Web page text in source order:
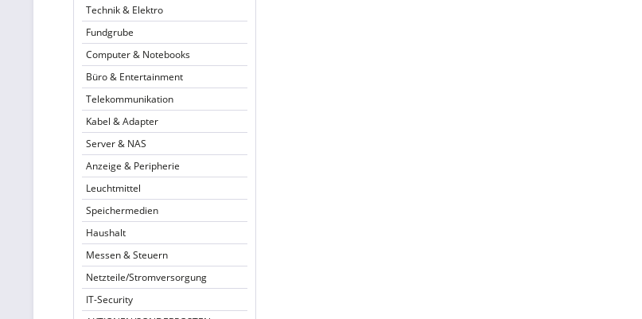
Technik & Elektro
Fundgrube
Computer & Notebooks
Büro & Entertainment
Telekommunikation
Kabel & Adapter
Server & NAS
Anzeige & Peripherie
Leuchtmittel
Speichermedien
Haushalt
Messen & Steuern
Netzteile/Stromversorgung
IT-Security